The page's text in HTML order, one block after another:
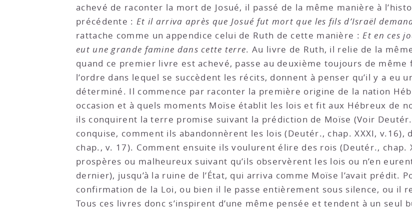
achevé de raconter la mort de Josué, il passé de la même manière à
précédente : Et il arriva après que Josué fut mort que les fils d’Israël
rattache comme un appendice celui de Ruth de cette manière :Et en ces
eut une grande famine dans cette terre. Au livre de Ruth, il relie de la
quand ce premier livre est achevé, passe au deuxième toujours de même
l’ordre dans lequel se succèdent les récits, donnent à penser qu’il y a eu
déterminé. Il commence par raconter la première origine de la nation
occasion et à quels moments Moïse établit les lois et fit aux Hébreux de
ils conquirent la terre promise suivant la prédiction de Moïse (Voir
conquise, comment ils abandonnèrent les lois (Deutér., chap. XXXI, v.16),
chap., v. 17). Comment ensuite ils voulurent élire des rois (Deutér., chap.
prospères ou malheureux suivant qu’ils observèrent les lois ou n’en
dernier), jusqu’à la ruine de l’État, qui arriva comme Moïse l’avait prédit.
confirmation de la Loi, ou bien il le passe entièrement sous silence, ou il
Tous ces livres donc s’inspirent d’une même pensée et tendent à un seul